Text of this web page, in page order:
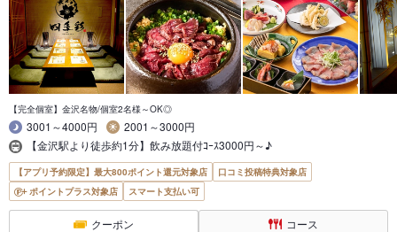
【完全個室】金沢名物/個室2名様～OK◎
3001～4000円
2001～3000円
【金沢駅より徒歩約1分】飲み放題付ｺｰｽ3000円～♪
【アプリ予約限定】最大800ポイント還元対象店
口コミ投稿特典対象店
ポイントプラス対象店
スマート支払い可
クーポン コース